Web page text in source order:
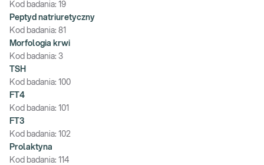
Kod badania: 19
Peptyd natriuretyczny
Kod badania: 81
Morfologia krwi
Kod badania: 3
TSH
Kod badania: 100
FT4
Kod badania: 101
FT3
Kod badania: 102
Prolaktyna
Kod badania: 114